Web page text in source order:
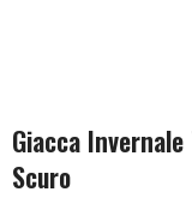
Giacca
Scuro